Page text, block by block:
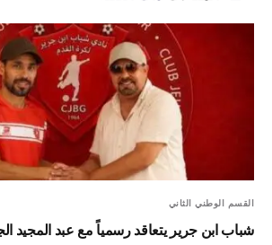
القسم الوطني الثاني
شباب ابن جرير يتعاقد رسمياً مع عبد المجيد